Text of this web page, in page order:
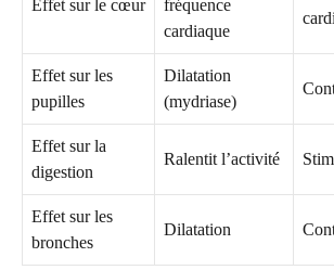
Effet sur le cœur
fréquence
cardiaque
Effet sur les
pupilles
Dilatation
(mydriase)
Effet sur la
digestion
Ralentit l’activité
Effet sur les
bronches
Dilatation